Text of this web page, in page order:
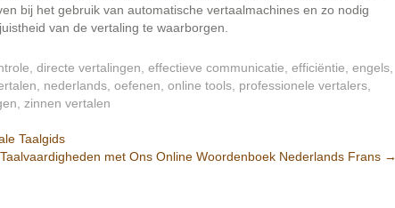
bij het gebruik van automatische vertaalmachines en zo nodig
van de vertaling te waarborgen.
directe vertalingen effectieve communicatie efficiëntie engels
nederlands oefenen online tools professionele vertalers
zinnen vertalen
Taalgids
met Ons Online Woordenboek Nederlands Frans →